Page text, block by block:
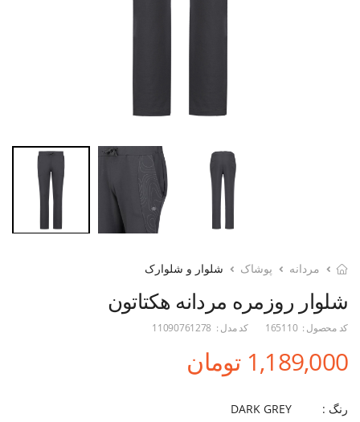
مردانه پوشاک شلوار و شلوارک
شلوار روزمره مردانه هکتاتون
کد محصول : 165110 کد مدل : 11090761278
1,189,000 تومان
رنگ : DARK GREY